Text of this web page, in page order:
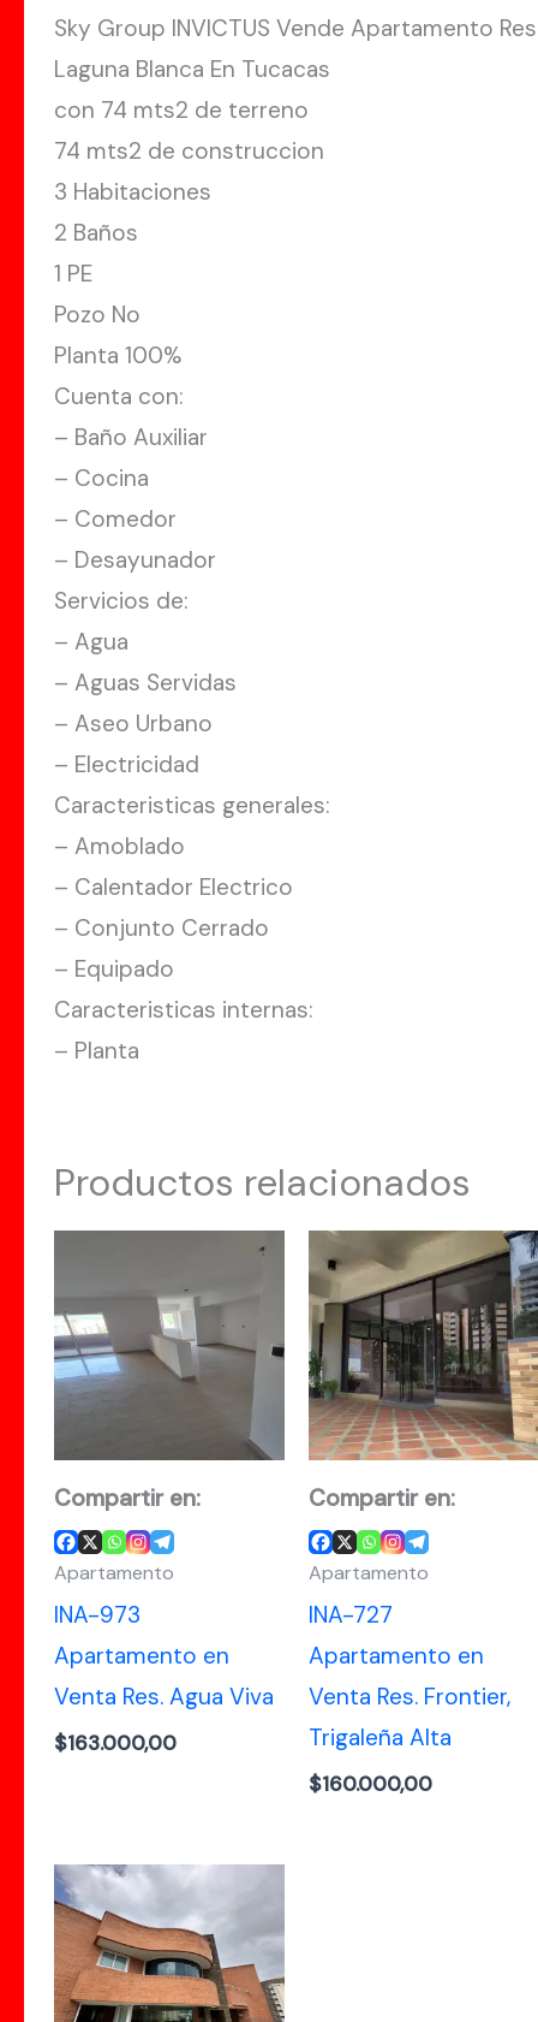
Sky Group INVICTUS Vende Apartamento Res
Laguna Blanca En Tucacas
con 74 mts2 de terreno
74 mts2 de construccion
3 Habitaciones
2 Baños
1 PE
Pozo No
Planta 100%
Cuenta con:
– Baño Auxiliar
– Cocina
– Comedor
– Desayunador
Servicios de:
– Agua
– Aguas Servidas
– Aseo Urbano
– Electricidad
Caracteristicas generales:
– Amoblado
– Calentador Electrico
– Conjunto Cerrado
– Equipado
Caracteristicas internas:
– Planta
Productos relacionados
Compartir en:
Apartamento
INA-973
Apartamento en
Venta Res. Agua Viva
$163.000,00
Compartir en:
Apartamento
INA-727
Apartamento en
Venta Res. Frontier,
Trigaleña Alta
$160.000,00